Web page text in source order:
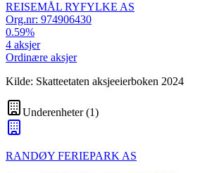
REISEMÅL RYFYLKE AS
Org.nr: 974906430
0.59%
4 aksjer
Ordinære aksjer
Kilde: Skatteetaten aksjeeierboken 2024
Underenheter(1)
RANDØY FERIEPARK AS